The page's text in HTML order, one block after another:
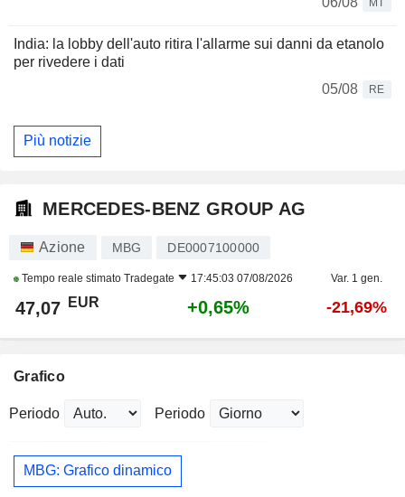
India: la lobby dell'auto ritira l'allarme sui danni da etanolo
per rivedere i dati
05/08
RE
Più notizie
MERCEDES-BENZ GROUP AG
Azione MBG DE0007100000
Tempo reale stimato Tradegate 17:45:03 07/08/2026 Var. 1 gen.
47,07 EUR +0,65% -21,69%
Grafico
Periodo Periodo
MBG: Grafico dinamico